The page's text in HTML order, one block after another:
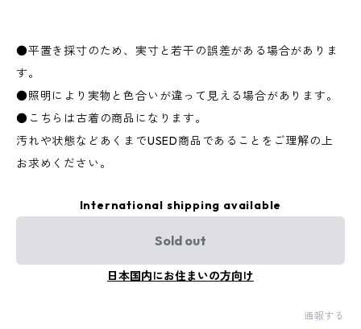
●平置き採寸のため、実寸と若干の誤差がある場合がありま
す。
●照明により実物と色合いが違って見える場合があります。
●こちらは古着の商品になります。
汚れや状態などあくまでUSED商品であることをご理解の上
お求めください。
International shipping available
Sold out
日本国内にお住まいの方向け
通報する